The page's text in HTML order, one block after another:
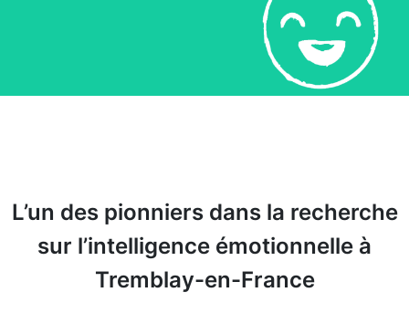
L’un des pionniers dans la recherche
sur l’intelligence émotionnelle à
Tremblay-en-France